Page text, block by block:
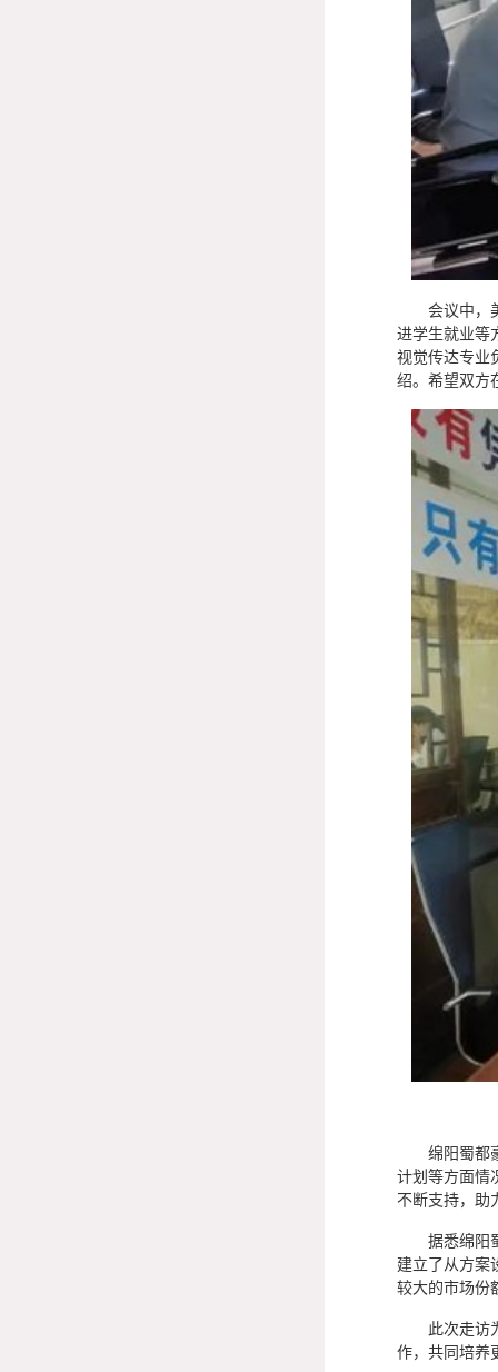
会议中，美
进学生就业等
视觉传达专业
绍。希望双方
绵阳蜀都豪
计划等方面情
不断支持，助
据悉绵阳蜀
建立了从方案
较大的市场份
此次走访为
作，共同培养